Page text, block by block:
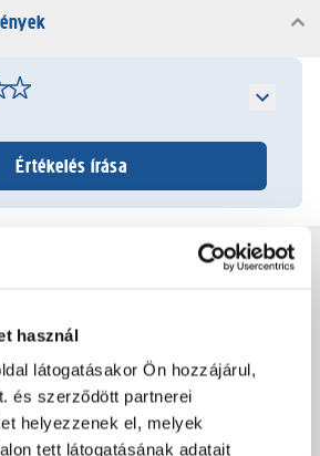
használ
látogatásakor Ön hozzájárul,
és szerződött partnerei
helyezzenek el, melyek
tett látogatásának adatait
Értékelés írása
súly információk
felelős személy